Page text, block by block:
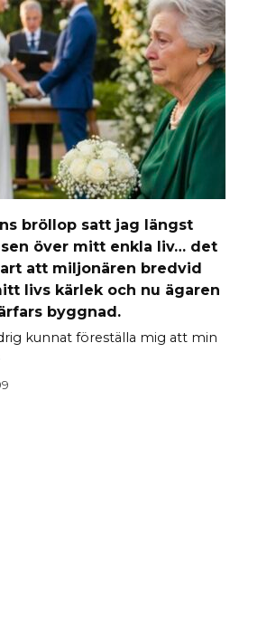
bröllop satt jag längst
över mitt enkla liv… det
att miljonären bredvid
livs kärlek och nu ägaren
byggnad.
kunnat föreställa mig att min